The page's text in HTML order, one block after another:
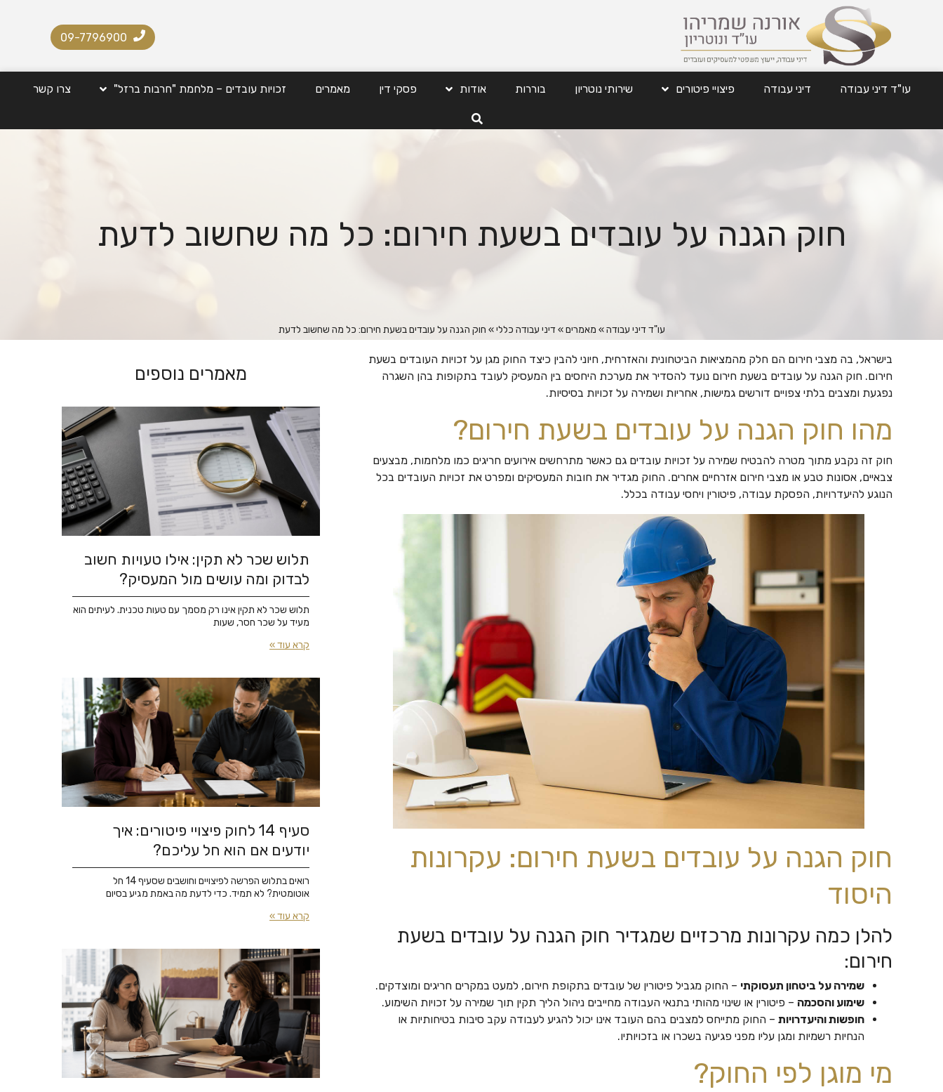
09-7796900
עו"ד דיני עבודה דיני עבודה פיצויי פיטורים שירותי נוטריון בוררות אודות פסקי דין מאמרים זכויות עובדים – מלחמת "חרבות ברזל" צרו קשר
חוק הגנה על עובדים בשעת חירום: כל מה שחשוב לדעת
עו"ד דיני עבודה» מאמרים»דיני עבודה כללי» חוק הגנה על עובדים בשעת חירום: כל מה שחשוב לדעת
בישראל, בה מצבי חירום הם חלק מהמציאות הביטחונית והאזרחית, חיוני להבין כיצד החוק מגן על זכויות העובדים בשעת
חירום. חוק הגנה על עובדים בשעת חירום נועד להסדיר את מערכת היחסים בין המעסיק לעובד בתקופות בהן השגרה
נפגעת ומצבים בלתי צפויים דורשים גמישות, אחריות ושמירה על זכויות בסיסיות.
מהו חוק הגנה על עובדים בשעת חירום?
חוק זה נקבע מתוך מטרה להבטיח שמירה על זכויות עובדים גם כאשר מתרחשים אירועים חריגים כמו מלחמות, מבצעים
צבאיים, אסונות טבע או מצבי חירום אזרחיים אחרים. החוק מגדיר את חובות המעסיקים ומפרט את זכויות העובדים בכל
הנוגע להיעדרויות, הפסקת עבודה, פיטורין ויחסי עבודה בכלל.
חוק הגנה על עובדים בשעת חירום: עקרונות
היסוד
להלן כמה עקרונות מרכזיים שמגדיר חוק הגנה על עובדים בשעת
חירום:
שמירה על ביטחון תעסוקתי – החוק מגביל פיטורין של עובדים בתקופת חירום, למעט במקרים חריגים ומוצדקים.
שימוע והסכמה – פיטורין או שינוי מהותי בתנאי העבודה מחייבים ניהול הליך תקין תוך שמירה על זכויות השימוע.
חופשות והיעדרויות – החוק מתייחס למצבים בהם העובד אינו יכול להגיע לעבודה עקב סיבות בטיחותיות או
הנחיות רשמיות ומגן עליו מפני פגיעה בשכרו או בזכויותיו.
מי מוגן לפי החוק?
מאמרים נוספים
תלוש שכר לא תקין: אילו טעויות חשוב
לבדוק ומה עושים מול המעסיק?
תלוש שכר לא תקין אינו רק מסמך עם טעות טכנית. לעיתים הוא
מעיד על שכר חסר, שעות
קרא עוד »
סעיף 14 לחוק פיצויי פיטורים: איך
יודעים אם הוא חל עליכם?
רואים בתלוש הפרשה לפיצויים וחושבים שסעיף 14 חל
אוטומטית? לא תמיד. כדי לדעת מה באמת מגיע בסיום
קרא עוד »